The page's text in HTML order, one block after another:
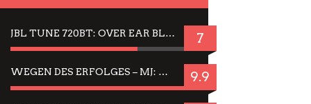
JBL TUNE 720BT: OVER EAR BLUETOOTH KOPFHÖRER UM DIE 50,-€ IM DAUER-TEST 7
WEGEN DES ERFOLGES – MJ: MICHAEL JACKSON MUSICAL IN EINER MATINEE SEHEN 9.9